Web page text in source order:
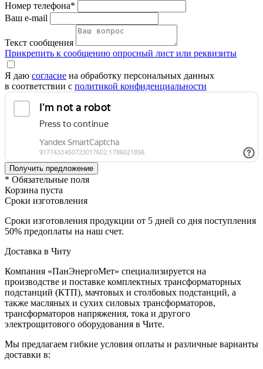
Номер телефона*
Ваш e-mail
Текст сообщения
Прикрепить к сообщению опросный лист или реквизиты
Я даю согласие на обработку персональных данных
в соответствии с политикой конфиденциальности
* Обязательные поля
Корзина пуста
Сроки изготовления
Сроки изготовления продукции от 5 дней со дня поступления
50% предоплаты на наш счет.
Доставка в Читу
Компания «ПанЭнергоМет» специализируется на
производстве и поставке комплектных трансформаторных
подстанций (КТП), мачтовых и столбовых подстанций, а
также масляных и сухих силовых трансформаторов,
трансформаторов напряжения, тока и другого
электрощитового оборудования в Чите.
Мы предлагаем гибкие условия оплаты и различные варианты
доставки в: